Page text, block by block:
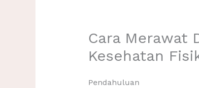
Cara Merawat
Kesehatan
Pendahuluan